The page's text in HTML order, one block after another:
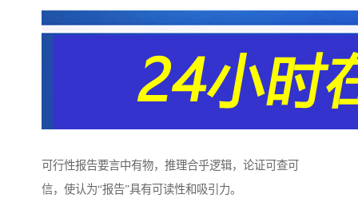
可行性报告要言中有物，推理合乎逻辑，论证可查可
信，使认为“报告”具有可读性和吸引力。